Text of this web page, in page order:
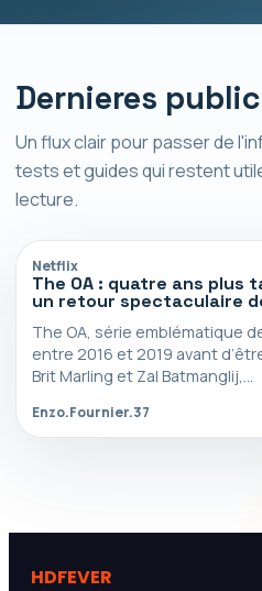
Dernieres
Un flux clair pour passer de
tests et guides qui restent
lecture.
Netflix
The OA : quatre ans plus
un retour spectaculaire
The OA, série emblématique
entre 2016 et 2019 avant
Brit Marling et Zal Batmanglij,…
Enzo.Fournier.37
HDFEVER